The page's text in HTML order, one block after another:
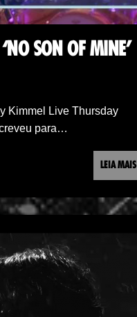
SON OF MINE’
Kimmel Live Thursday
para…
LEIA MAIS